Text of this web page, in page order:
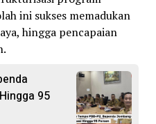
ini sukses memadukan
hingga pencapaian
95